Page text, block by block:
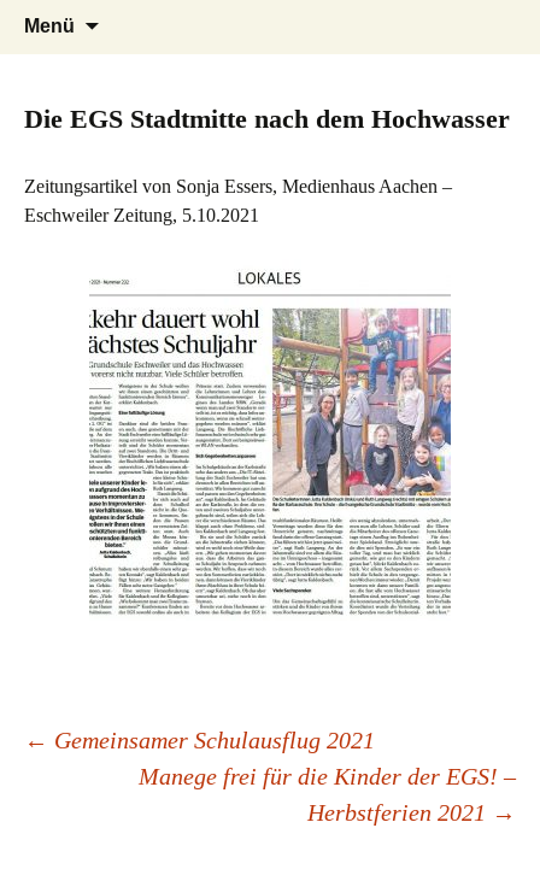
EGS Stadtmitte Eschweiler
Herzlich willkommen auf der Internetseite
der Evangelischen Grundschule Stadtmitte
Menü
Die EGS Stadtmitte nach dem Hochwasser
Zeitungsartikel von Sonja Essers, Medienhaus Aachen –
Eschweiler Zeitung, 5.10.2021
Beitrags-
← Gemeinsamer Schulausflug 2021
Manege frei für die Kinder der EGS! –
Herbstferien 2021 →